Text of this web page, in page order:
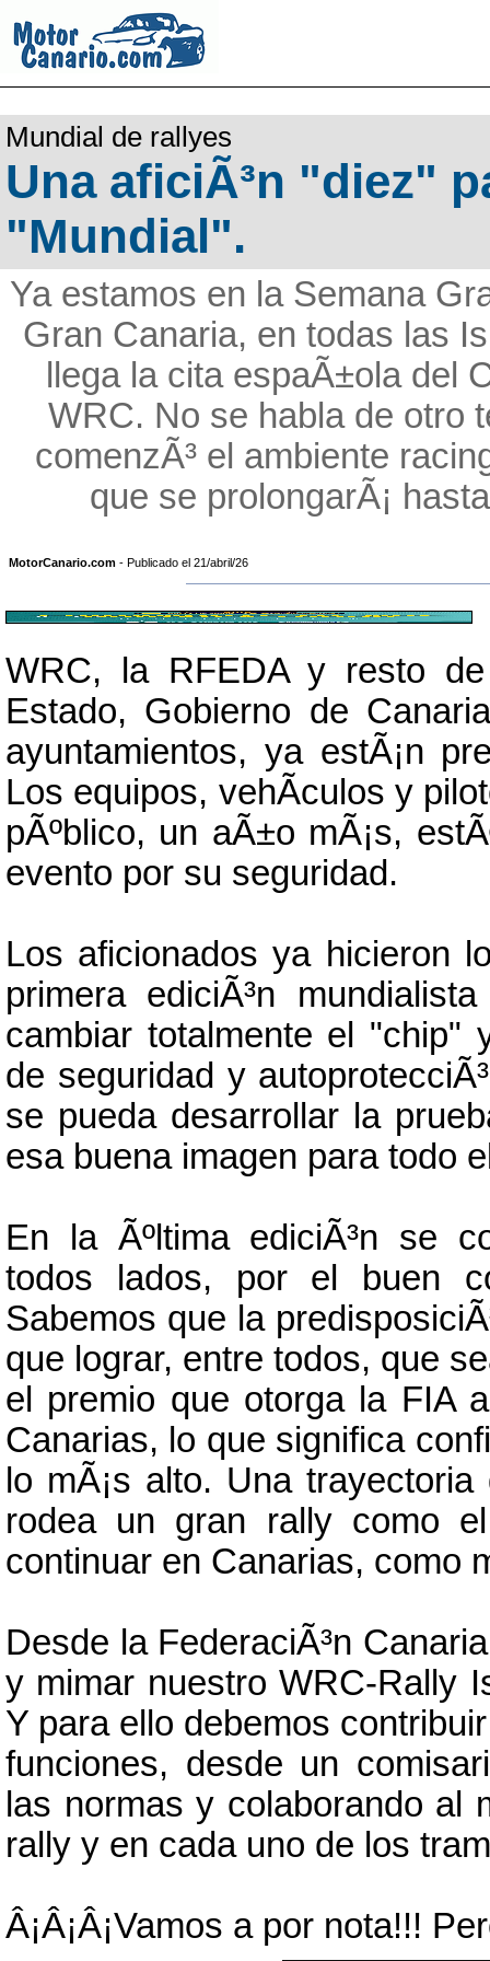
Mundial de rallyes
Una aficiÃ³n "diez"
"Mundial".
Ya estamos en la Semana
Gran Canaria, en todas las
llega la cita espaÃ±ola del
WRC. No se habla de otro
comenzÃ³ el ambiente
que se prolongarÃ¡
MotorCanario.com - Publicado el 21/abril/26
WRC, la RFEDA y resto
Estado, Gobierno de
ayuntamientos, ya estÃ¡n
Los equipos, vehÃ­culos y
pÃºblico, un aÃ±o mÃ¡s,
evento por su seguridad.
Los aficionados ya hicieron
primera ediciÃ³n
cambiar totalmente el "chip"
de seguridad y
se pueda desarrollar la
esa buena imagen para todo
En la Ãºltima ediciÃ³n se
todos lados, por el buen
Sabemos que la
que lograr, entre todos, que
el premio que otorga la FIA
Canarias, lo que significa
lo mÃ¡s alto. Una
rodea un gran rally como
continuar en Canarias, como
Desde la FederaciÃ³n
y mimar nuestro WRC-Rally
Y para ello debemos
funciones, desde un
las normas y colaborando al
rally y en cada uno de los
Â¡Â¡Â¡Vamos a por nota!!!